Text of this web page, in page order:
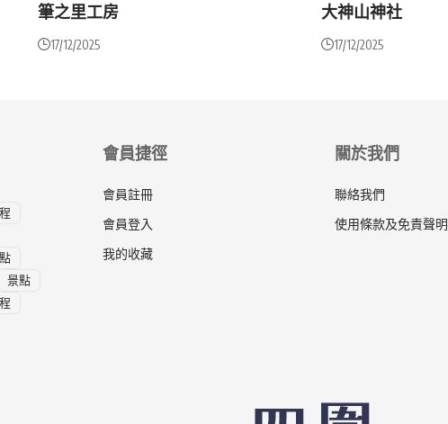
筆之里工房
17/12/2025
大神山神社
17/12/2025
景點
會員捷徑
會員註冊
會員登入
我的收藏
關於我們
聯絡我們
使用條款及免責聲明